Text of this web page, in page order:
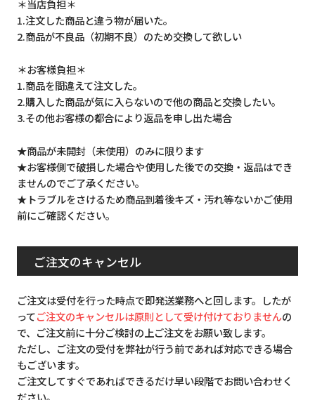
＊当店負担＊
1.注文した商品と違う物が届いた。
2.商品が不良品（初期不良）のため交換して欲しい
＊お客様負担＊
1.商品を間違えて注文した。
2.購入した商品が気に入らないので他の商品と交換したい。
3.その他お客様の都合により返品を申し出た場合
★商品が未開封（未使用）のみに限ります
★お客様側で破損した場合や使用した後での交換・返品はでき
ませんのでご了承ください。
★トラブルをさけるため商品到着後キズ・汚れ等ないかご使用
前にご確認ください。
ご注文のキャンセル
ご注文は受付を行った時点で即発送業務へと回します。したが
ってご注文のキャンセルは原則として受け付けておりませんの
で、ご注文前に十分ご検討の上ご注文をお願い致します。
ただし、ご注文の受付を弊社が行う前であれば対応できる場合
もございます。
ご注文してすぐであればできるだけ早い段階でお問い合わせく
ださい。